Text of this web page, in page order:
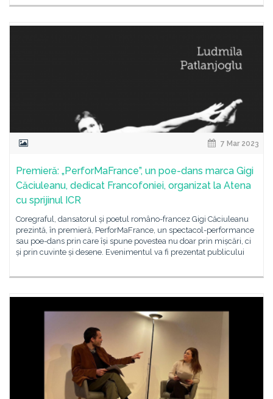
7 Mar 2023
Premieră: „PerforMaFrance”, un poe-dans marca Gigi
Căciuleanu, dedicat Francofoniei, organizat la Atena
cu sprijinul ICR
Coregraful, dansatorul și poetul româno-francez Gigi Căciuleanu
prezintă, în premieră, PerforMaFrance, un spectacol-performance
sau poe-dans prin care își spune povestea nu doar prin mișcări, ci
și prin cuvinte și desene. Evenimentul va fi prezentat publicului